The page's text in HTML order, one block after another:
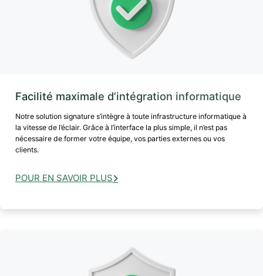
Facilité maximale d’intégration informatique
Notre solution signature s’intègre à toute infrastructure informatique à
la vitesse de l’éclair. Grâce à l’interface la plus simple, il n’est pas
nécessaire de former votre équipe, vos parties externes ou vos
clients.
POUR EN SAVOIR PLUS